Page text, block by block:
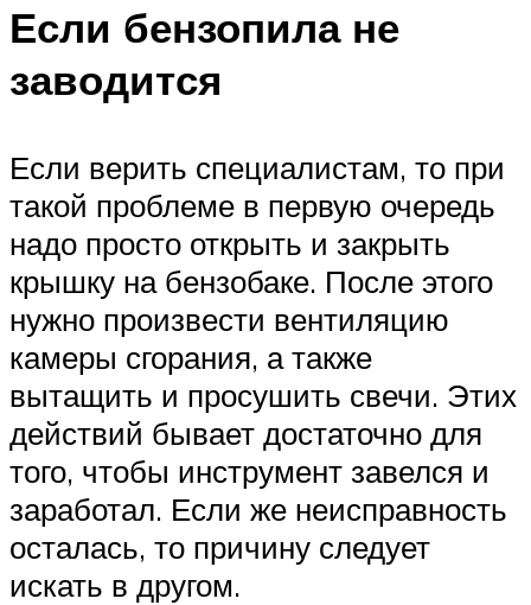
Если бензопила не
заводится
Если верить специалистам, то при
такой проблеме в первую очередь
надо просто открыть и закрыть
крышку на бензобаке. После этого
нужно произвести вентиляцию
камеры сгорания, а также
вытащить и просушить свечи. Этих
действий бывает достаточно для
того, чтобы инструмент завелся и
заработал. Если же неисправность
осталась, то причину следует
искать в другом.